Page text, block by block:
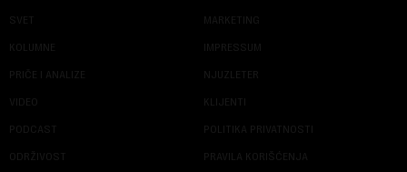
SVET
KOLUMNE
PRIČE I ANALIZE
VIDEO
PODCAST
ODRŽIVOST
MARKETING
IMPRESSUM
NJUZLETER
KLIJENTI
POLITIKA PRIVATNOSTI
PRAVILA KORIŠĆENJA